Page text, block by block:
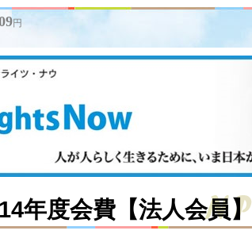
円
年度会費【法人会員】